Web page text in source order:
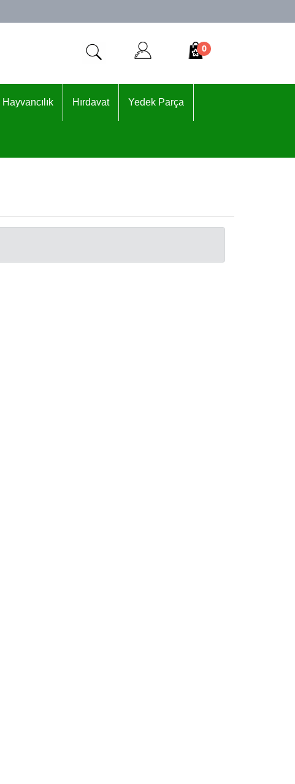
0
Hayvancılık Hırdavat Yedek Parça